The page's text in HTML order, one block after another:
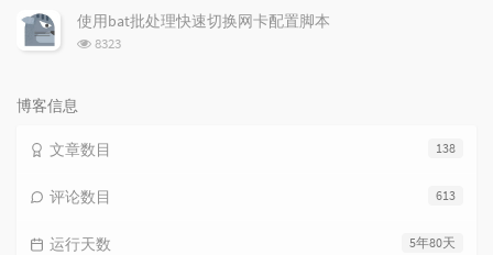
次
数:
使用bat批处理快速切换网卡配置脚本
浏
8323
博客信息
138
文章数目
613
评论数目
5年80天
运行天数